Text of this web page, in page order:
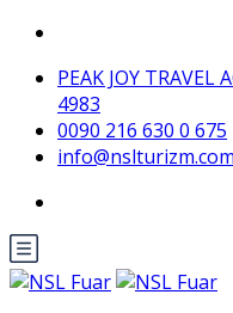
PEAK JOY TRAVEL
4983
0090 216 630 0 675